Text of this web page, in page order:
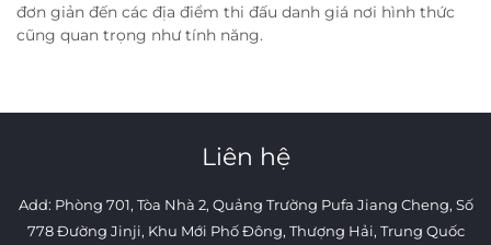
đơn giản đến các địa điểm thi đấu danh giá nơi hình thức
cũng quan trọng như tính năng.
Liên hệ
Add: Phòng 701, Tòa Nhà 2, Quảng Trường Pufa Jiang Cheng, Số
778 Đường Jinji, Khu Mới Phố Đông, Thượng Hải, Trung Quốc